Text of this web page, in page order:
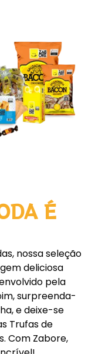
É
nossa seleção
deliciosa
pela
surpreenda-
e deixe-se
Trufas de
Com Zabore,